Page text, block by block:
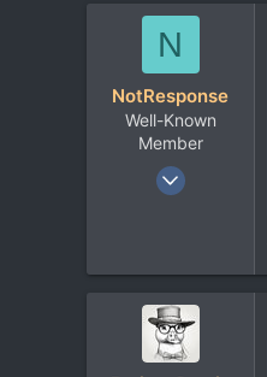
14.171
Москвы
N
NotResponse
Well-Known
Member
30 Авг 2021